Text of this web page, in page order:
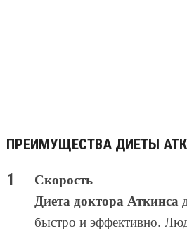
ПРЕИМУЩЕСТВА ДИЕТЫ
Скорость
Диета доктора Аткинса
быстро и эффективно.